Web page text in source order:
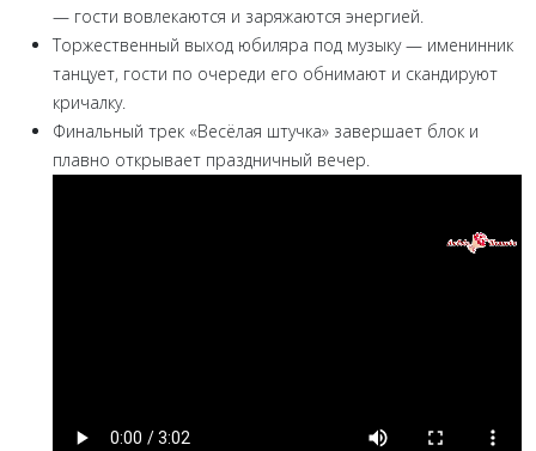
— гости вовлекаются и заряжаются энергией.
Торжественный выход юбиляра под музыку — именинник
танцует, гости по очереди его обнимают и скандируют
кричалку.
Финальный трек «Весёлая штучка» завершает блок и
плавно открывает праздничный вечер.